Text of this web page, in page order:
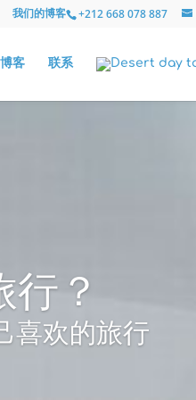
+212 668 078 887
我们的博客
博客 联系
？
喜欢的旅行